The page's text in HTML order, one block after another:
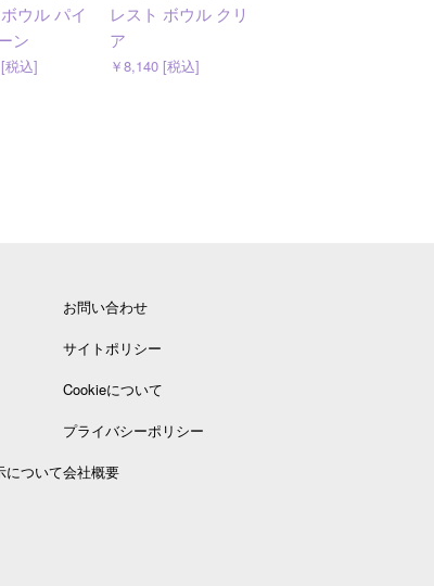
ウル パイ
ン
税込]
レスト ボウル クリ
ア
￥8,140 [税込]
について
お問い合わせ
サイトポリシー
Cookieについて
プライバシーポリシー
会社概要